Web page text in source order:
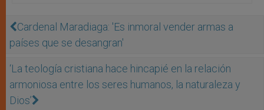
Cardenal Maradiaga: 'Es inmoral vender armas a
países que se desangran'
‘La teología cristiana hace hincapié en la relación
armoniosa entre los seres humanos, la naturaleza y
Dios’